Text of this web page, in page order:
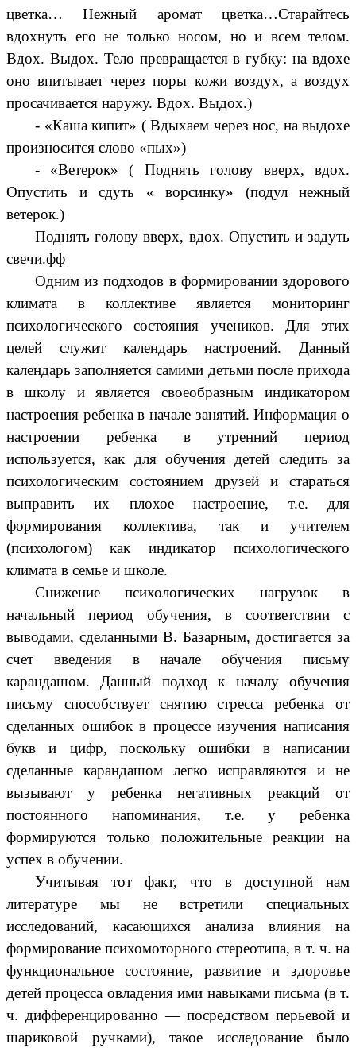
цветка… Нежный аромат цветка…Старайтесь
вдохнуть его не только носом, но и всем телом.
Вдох. Выдох. Тело превращается в губку: на вдохе
оно впитывает через поры кожи воздух, а воздух
просачивается наружу. Вдох. Выдох.)
- «Каша кипит» ( Вдыхаем через нос, на выдохе
произносится слово «пых»)
- «Ветерок» ( Поднять голову вверх, вдох.
Опустить и сдуть « ворсинку» (подул нежный
ветерок.)
Поднять голову вверх, вдох. Опустить и задуть
свечи.фф
Одним из подходов в формировании здорового
климата в коллективе является мониторинг
психологического состояния учеников. Для этих
целей служит календарь настроений. Данный
календарь заполняется самими детьми после прихода
в школу и является своеобразным индикатором
настроения ребенка в начале занятий. Информация о
настроении ребенка в утренний период
используется, как для обучения детей следить за
психологическим состоянием друзей и стараться
выправить их плохое настроение, т.е. для
формирования коллектива, так и учителем
(психологом) как индикатор психологического
климата в семье и школе.
Снижение психологических нагрузок в
начальный период обучения, в соответствии с
выводами, сделанными В. Базарным, достигается за
счет введения в начале обучения письму
карандашом. Данный подход к началу обучения
письму способствует снятию стресса ребенка от
сделанных ошибок в процессе изучения написания
букв и цифр, поскольку ошибки в написании
сделанные карандашом легко исправляются и не
вызывают у ребенка негативных реакций от
постоянного напоминания, т.е. у ребенка
формируются только положительные реакции на
успех в обучении.
Учитывая тот факт, что в доступной нам
литературе мы не встретили специальных
исследований, касающихся анализа влияния на
формирование психомоторного стереотипа, в т. ч. на
функциональное состояние, развитие и здоровье
детей процесса овладения ими навыками письма (в т.
ч. дифференцированно — посредством перьевой и
шариковой ручками), такое исследование было